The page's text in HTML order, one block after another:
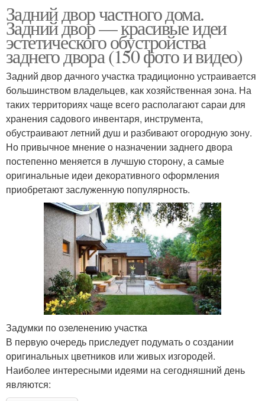
Задний двор частного дома.
Задний двор — красивые идеи
эстетического обустройства
заднего двора (150 фото и видео)
Задний двор дачного участка традиционно устраивается
большинством владельцев, как хозяйственная зона. На
таких территориях чаще всего располагают сараи для
хранения садового инвентаря, инструмента,
обустраивают летний душ и разбивают огородную зону.
Но привычное мнение о назначении заднего двора
постепенно меняется в лучшую сторону, а самые
оригинальные идеи декоративного оформления
приобретают заслуженную популярность.
Задумки по озеленению участка
В первую очередь приследует подумать о создании
оригинальных цветников или живых изгородей.
Наиболее интересными идеями на сегодняшний день
являются: